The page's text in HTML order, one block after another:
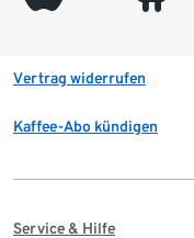
Vertrag widerrufen
Kaffee-Abo kündigen
Service & Hilfe